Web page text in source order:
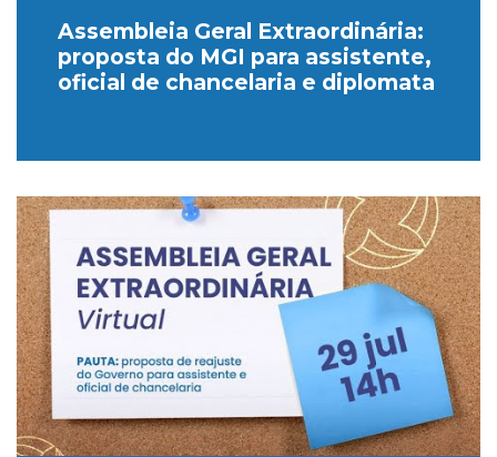
Assembleia Geral Extraordinária:
proposta do MGI para assistente,
oficial de chancelaria e diplomata